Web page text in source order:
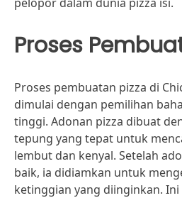
Proses
Proses pembuatan pizza di
dimulai dengan pemilihan
tinggi. Adonan pizza dibuat
tepung yang tepat untuk
lembut dan kenyal. Setelah
baik, ia didiamkan untuk
ketinggian yang diinginkan.